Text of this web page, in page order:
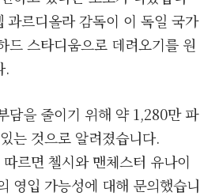
과르디올라 감독이 이 독일 국가
드 스타디움으로 데려오기를 원
.
담을 줄이기 위해 약 1,280만 파
는 것으로 알려졌습니다.
르면 첼시와 맨체스터 유나이
영입 가능성에 대해 문의했습니